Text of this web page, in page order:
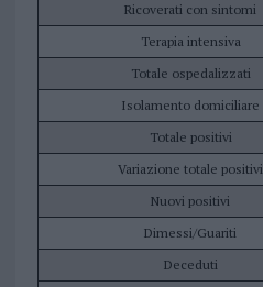
Ricoverati con sintomi
Terapia intensiva
Totale ospedalizzati
Isolamento domiciliare
Totale positivi
Variazione totale positivi
Nuovi positivi
Dimessi/Guariti
Deceduti